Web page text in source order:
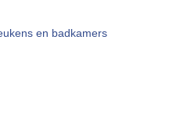
en badkamers